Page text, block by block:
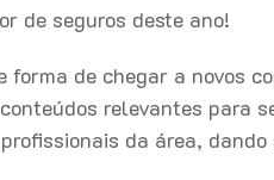
de seguros deste ano!
forma de chegar a novos
relevantes para
da área, dando